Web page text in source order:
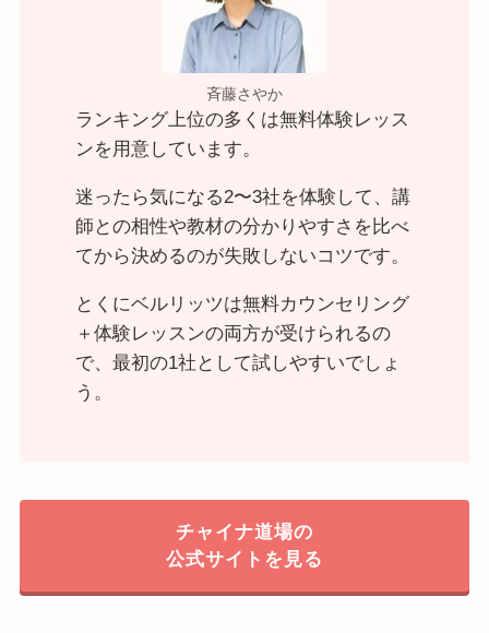
斉藤さやか
ランキング上位の多くは無料体験レッス
ンを用意しています。
迷ったら気になる2〜3社を体験して、講
師との相性や教材の分かりやすさを比べ
てから決めるのが失敗しないコツです。
とくにベルリッツは無料カウンセリング
＋体験レッスンの両方が受けられるの
で、最初の1社として試しやすいでしょ
う。
チャイナ道場の
公式サイトを見る